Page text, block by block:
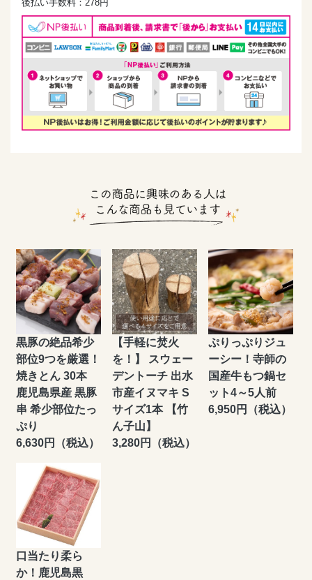
後払い手数料：278円
黒豚の絶品希少
部位9つを厳選！
焼きとん 30本
鹿児島県産 黒豚
串 希少部位たっ
ぷり
6,630円（税込）
【手軽に焚火
を！】 スウェー
デントーチ 出水
市産イヌマキ S
サイズ1本 【竹
ん子山】
3,280円（税込）
ぷりっぷりジュ
ーシー！寺師の
国産牛もつ鍋セ
ット4～5人前
6,950円（税込）
口当たり柔ら
か！鹿児島黒